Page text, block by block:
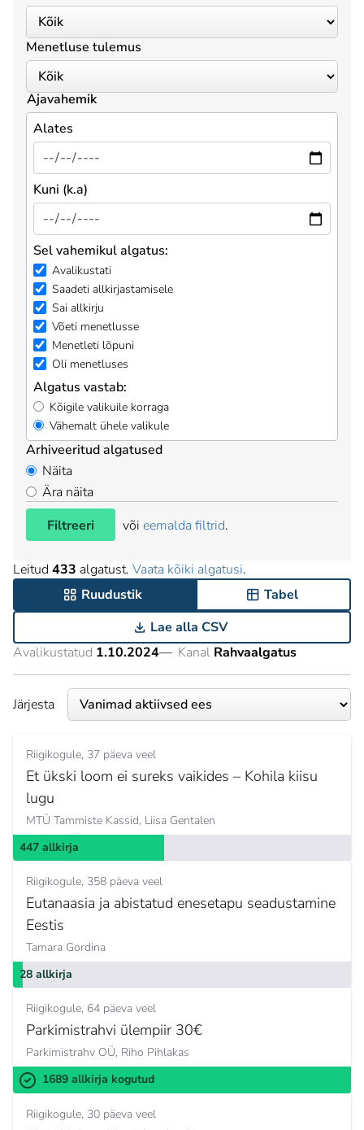
Menetluse tulemus
Ajavahemik
Alates
Kuni (k.a)
Sel vahemikul algatus:
Avalikustati
Saadeti allkirjastamisele
Sai allkirju
Võeti menetlusse
Menetleti lõpuni
Oli menetluses
Algatus vastab:
Kõigile valikuile korraga
Vähemalt ühele valikule
Arhiveeritud algatused
Näita
Ära näita
Filtreeri
või eemalda filtrid.
Leitud 433 algatust. Vaata kõiki algatusi.
Ruudustik
Tabel
Lae alla CSV
Avalikustatud 1.10.2024— Kanal Rahvaalgatus
Järjesta
Riigikogule 37 päeva veel
Et ükski loom ei sureks vaikides – Kohila kiisu
lugu
MTÜ Tammiste Kassid, Liisa Gentalen
447 allkirja
Riigikogule 358 päeva veel
Eutanaasia ja abistatud enesetapu seadustamine
Eestis
Tamara Gordina
28 allkirja
Riigikogule 64 päeva veel
Parkimistrahvi ülempiir 30€
Parkimistrahv OÜ, Riho Pihlakas
1689 allkirja kogutud
Riigikogule 30 päeva veel